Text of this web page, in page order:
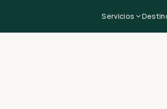
Servicios